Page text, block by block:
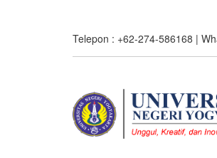
Telepon : +62-274-586168 |